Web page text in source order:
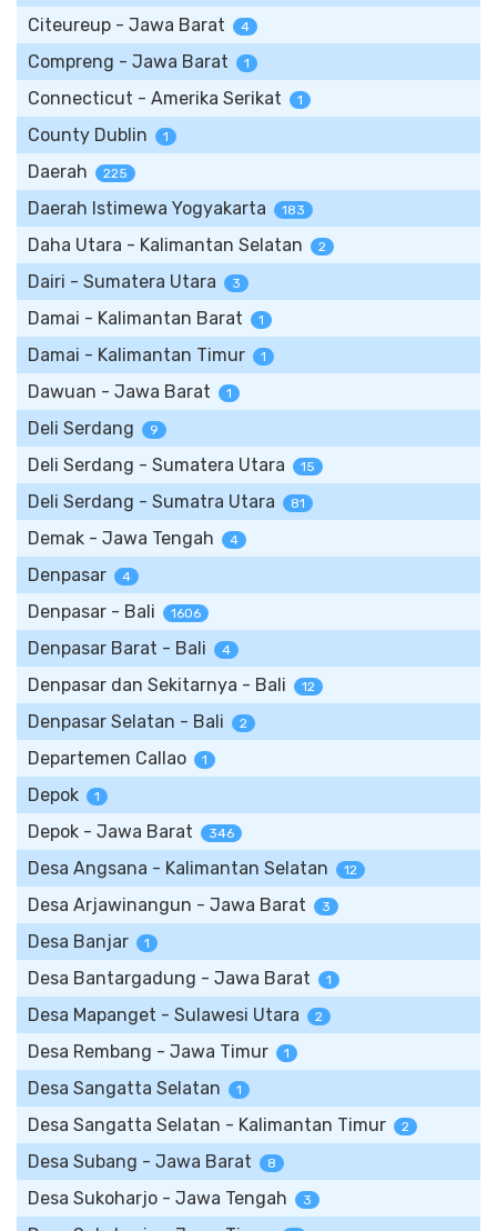
Citeureup - Jawa Barat 4
Compreng - Jawa Barat 1
Connecticut - Amerika Serikat 1
County Dublin 1
Daerah 225
Daerah Istimewa Yogyakarta 183
Daha Utara - Kalimantan Selatan 2
Dairi - Sumatera Utara 3
Damai - Kalimantan Barat 1
Damai - Kalimantan Timur 1
Dawuan - Jawa Barat 1
Deli Serdang 9
Deli Serdang - Sumatera Utara 15
Deli Serdang - Sumatra Utara 81
Demak - Jawa Tengah 4
Denpasar 4
Denpasar - Bali 1606
Denpasar Barat - Bali 4
Denpasar dan Sekitarnya - Bali 12
Denpasar Selatan - Bali 2
Departemen Callao 1
Depok 1
Depok - Jawa Barat 346
Desa Angsana - Kalimantan Selatan 12
Desa Arjawinangun - Jawa Barat 3
Desa Banjar 1
Desa Bantargadung - Jawa Barat 1
Desa Mapanget - Sulawesi Utara 2
Desa Rembang - Jawa Timur 1
Desa Sangatta Selatan 1
Desa Sangatta Selatan - Kalimantan Timur 2
Desa Subang - Jawa Barat 8
Desa Sukoharjo - Jawa Tengah 3